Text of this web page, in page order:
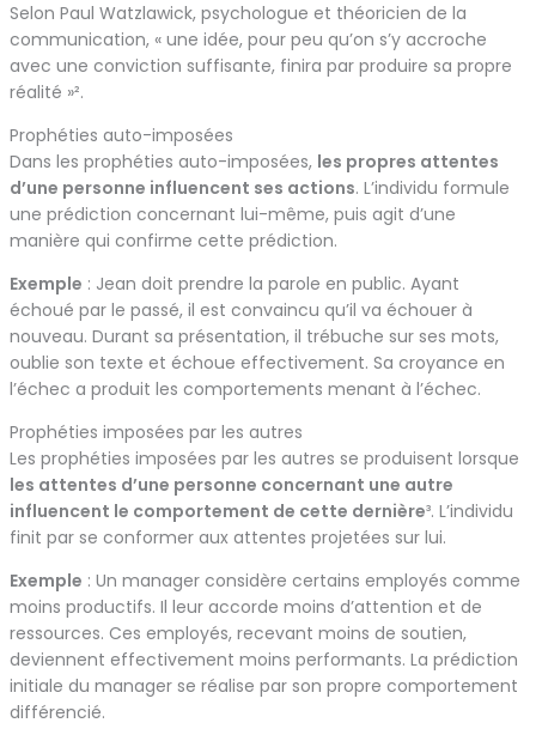
Selon Paul Watzlawick, psychologue et théoricien de la
communication, « une idée, pour peu qu’on s’y accroche
avec une conviction suffisante, finira par produire sa propre
réalité »².
Prophéties auto-imposées
Dans les prophéties auto-imposées, les propres attentes
d’une personne influencent ses actions. L’individu formule
une prédiction concernant lui-même, puis agit d’une
manière qui confirme cette prédiction.
Exemple : Jean doit prendre la parole en public. Ayant
échoué par le passé, il est convaincu qu’il va échouer à
nouveau. Durant sa présentation, il trébuche sur ses mots,
oublie son texte et échoue effectivement. Sa croyance en
l’échec a produit les comportements menant à l’échec.
Prophéties imposées par les autres
Les prophéties imposées par les autres se produisent lorsque
les attentes d’une personne concernant une autre
influencent le comportement de cette dernière³. L’individu
finit par se conformer aux attentes projetées sur lui.
Exemple : Un manager considère certains employés comme
moins productifs. Il leur accorde moins d’attention et de
ressources. Ces employés, recevant moins de soutien,
deviennent effectivement moins performants. La prédiction
initiale du manager se réalise par son propre comportement
différencié.